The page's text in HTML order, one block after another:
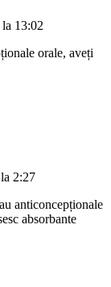
13:02
orale, aveți
2:27
anticoncepționale
absorbante